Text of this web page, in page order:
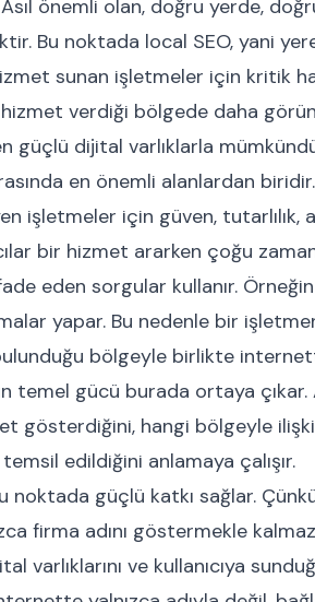
önemli olan, doğru yerde,
Bu noktada local SEO, yani
sunan işletmeler için kritik
verdiği bölgede daha
güçlü dijital varlıklarla
en önemli alanlardan biridir.
işletmeler için güven, tutarlılık,
bir hizmet ararken çoğu
eden sorgular kullanır.
yapar. Bu nedenle bir
bölgeyle birlikte
temel gücü burada ortaya çıkar.
gösterdiğini, hangi bölgeyle
edildiğini anlamaya çalışır.
güçlü katkı sağlar.
firma adını göstermekle
varlıklarını ve kullanıcıya